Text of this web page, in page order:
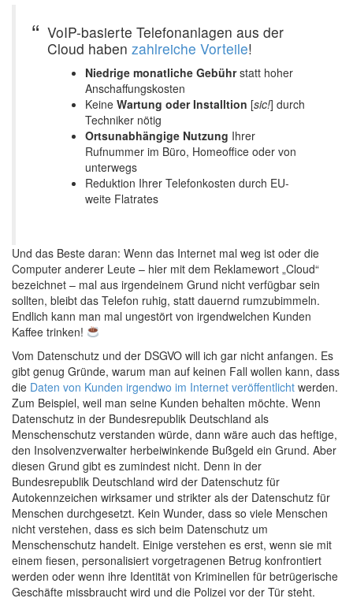
VoIP-basierte Telefonanlagen aus der
Cloud haben zahlreiche Vorteile!
Niedrige monatliche Gebührstatt hoher
Anschaffungskosten
Keine Wartung oder Installtion [sic!] durch
Techniker nötig
Ortsunabhängige Nutzung Ihrer
Rufnummer im Büro, Homeoffice oder von
unterwegs
Reduktion Ihrer Telefonkosten durch EU-
weite Flatrates
Und das Beste daran: Wenn das Internet mal weg ist oder die
Computer anderer Leute – hier mit dem Reklamewort „Cloud“
bezeichnet – mal aus irgendeinem Grund nicht verfügbar sein
sollten, bleibt das Telefon ruhig, statt dauernd rumzubimmeln.
Endlich kann man mal ungestört von irgendwelchen Kunden
Kaffee trinken!
Vom Datenschutz und der DSGVO will ich gar nicht anfangen. Es
gibt genug Gründe, warum man auf keinen Fall wollen kann, dass
die Daten von Kunden irgendwo im Internet veröffentlicht werden.
Zum Beispiel, weil man seine Kunden behalten möchte. Wenn
Datenschutz in der Bundesrepublik Deutschland als
Menschenschutz verstanden würde, dann wäre auch das heftige,
den Insolvenzverwalter herbeiwinkende Bußgeld ein Grund. Aber
diesen Grund gibt es zumindest nicht. Denn in der
Bundesrepublik Deutschland wird der Datenschutz für
Autokennzeichen wirksamer und strikter als der Datenschutz für
Menschen durchgesetzt. Kein Wunder, dass so viele Menschen
nicht verstehen, dass es sich beim Datenschutz um
Menschenschutz handelt. Einige verstehen es erst, wenn sie mit
einem fiesen, personalisiert vorgetragenen Betrug konfrontiert
werden oder wenn ihre Identität von Kriminellen für betrügerische
Geschäfte missbraucht wird und die Polizei vor der Tür steht. ‍